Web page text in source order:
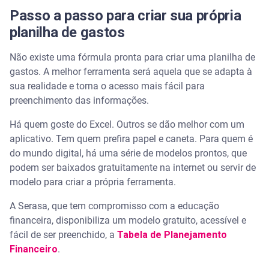
Passo a passo para criar sua própria
planilha de gastos
Não existe uma fórmula pronta para criar uma planilha de
gastos. A melhor ferramenta será aquela que se adapta à
sua realidade e torna o acesso mais fácil para
preenchimento das informações.
Há quem goste do Excel. Outros se dão melhor com um
aplicativo. Tem quem prefira papel e caneta. Para quem é
do mundo digital, há uma série de modelos prontos, que
podem ser baixados gratuitamente na internet ou servir de
modelo para criar a própria ferramenta.
A Serasa, que tem compromisso com a educação
financeira, disponibiliza um modelo gratuito, acessível e
fácil de ser preenchido, a Tabela de Planejamento
Financeiro.